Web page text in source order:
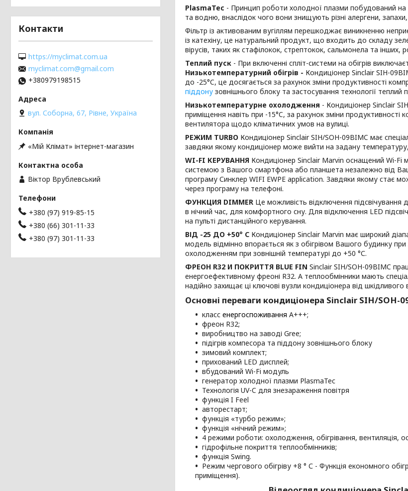
PlasmaTec - Принцип роботи холодної плазми побудований на
та водню, внаслідок чого вони знищують різні алергени, запахи,
Фільтр із активованим вугіллям перешкоджає виникненню
із катехіну, це натуральний продукт, що входить до складу
вірусів, таких як стафілокок, стрептокок, сальмонела та
Теплий пуск - При включенні спліт-системи на обігрів
Низькотемпературний обігрів - Кондиціонер Sinclair SIH-
до -25°C, це досягається за рахунок зміни продуктивності
піддону зовнішнього блоку та застосування технології теплий
Низькотемпературне охолодження - Кондиціонер Sinclair
приміщення навіть при -15°C, за рахунок зміни продуктивності
вентилятора щодо кліматичних умов на вулиці.
РЕЖИМ TURBO Кондиціонер Sinclair SIH/SOH-09BIMC має
завдяки якому кондиціонер може вийти на задану температуру,
WI-FI КЕРУВАННЯ Кондиціонер Sinclair Marvin оснащений Wi-Fi
системою з Вашого смартфона або планшета незалежно від
програму Синклер WIFI EWPE application. Завдяки якому стає
через програму на телефоні.
ФУНКЦИЯ DIMMER Це можливість відключення
в нічний час, для комфортного сну. Для відключення LED
на пульті дистанційного керування.
ВІД -25 ДО +50° С Кондиціонер Sinclair Marvin має широкий
модель відмінно впорається як з обігрівом Вашого будинку при
охолодженням при зовнішній температурі до +50 °С.
ФРЕОН R32 И ПОКРИТТЯ BLUE FIN Sinclair SIH/SOH-09BIMC
енергоефективному фреоні R32. А теплообмінники мають
надійно захищає ці ключові вузли кондиціонера від шкідливого
Основні переваги кондиціонера Sinclair SIH/SOH-
класс енергоспоживання A+++;
фреон R32;
виробництво на заводі Gree;
підігрів компесора та піддону зовнішнього блоку
зимовий комплект;
прихований LED дисплей;
вбудований Wi-Fi модуль
генератор холодної плазми PlasmaTec
Технологія UV-C для знезараження повітря
функція I Feel
авторестарт;
функція «турбо режим»;
функція «нічний режим»;
4 режими роботи: охолодження, обігрівання, вентиляція,
гідрофільне покриття теплообмінників;
функція Swing.
Режим чергового обігріву +8 ° С - Функція економного
приміщення).
Контакти
https://myclimat.com.ua
myclimat.com@gmail.com
+380979198515
вул. Соборна, 67, Рівне, Україна
«Мій Клімат» інтернет-магазин
Віктор Врублевський
+380 (97) 919-85-15
+380 (66) 301-11-33
+380 (97) 301-11-33